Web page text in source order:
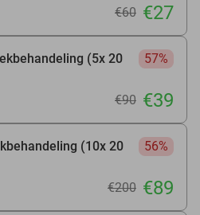
€60 €27
(5x 20
57%
€90 €39
(10x 20
56%
€200 €89